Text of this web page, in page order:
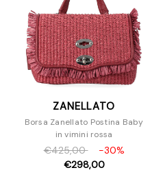
ZANELLATO
Borsa Zanellato Postina Baby
in vimini rossa
€425,00
-30%
€298,00